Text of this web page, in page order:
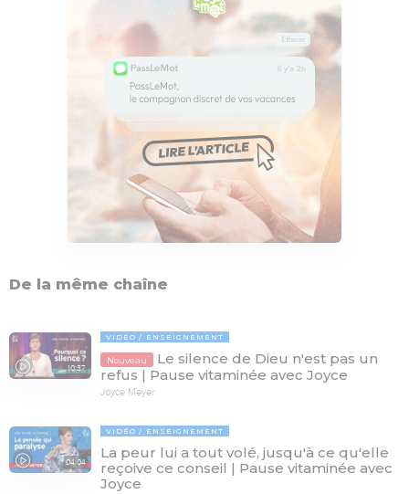
De la même chaîne
10:37
VIDÉO ENSEIGNEMENT
Nouveau
Le silence de Dieu n'est pas un
refus | Pause vitaminée avec Joyce
Joyce Meyer
04:04
VIDÉO ENSEIGNEMENT
La peur lui a tout volé, jusqu'à ce qu'elle
reçoive ce conseil | Pause vitaminée avec
Joyce